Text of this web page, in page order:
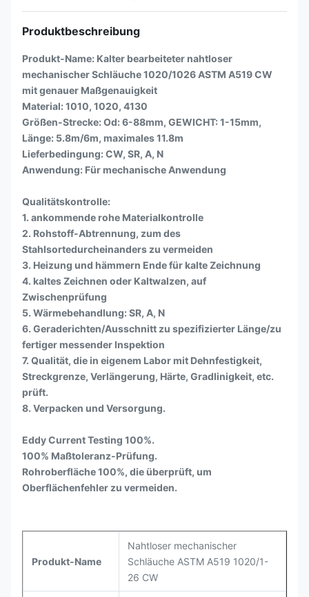
Produktbeschreibung
Produkt-Name: Kalter bearbeiteter nahtloser
mechanischer Schläuche 1020/1026 ASTM A519 CW
mit genauer Maßgenauigkeit
Material: 1010, 1020, 4130
Größen-Strecke: Od: 6-88mm, GEWICHT: 1-15mm,
Länge: 5.8m/6m, maximales 11.8m
Lieferbedingung: CW, SR, A, N
Anwendung: Für mechanische Anwendung
Qualitätskontrolle:
1. ankommende rohe Materialkontrolle
2. Rohstoff-Abtrennung, zum des
Stahlsortedurcheinanders zu vermeiden
3. Heizung und hämmern Ende für kalte Zeichnung
4. kaltes Zeichnen oder Kaltwalzen, auf
Zwischenprüfung
5. Wärmebehandlung: SR, A, N
6. Geraderichten/Ausschnitt zu spezifizierter Länge/zu
fertiger messender Inspektion
7. Qualität, die in eigenem Labor mit Dehnfestigkeit,
Streckgrenze, Verlängerung, Härte, Gradlinigkeit, etc.
prüft.
8. Verpacken und Versorgung.
Eddy Current Testing 100%.
100% Maßtoleranz-Prüfung.
Rohroberfläche 100%, die überprüft, um
Oberflächenfehler zu vermeiden.
Produkt-Name
Nahtloser mechanischer
Schläuche ASTM A519 1020/1-
26 CW